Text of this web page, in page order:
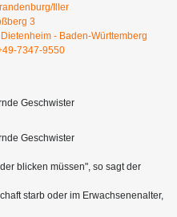
Iller
3
- Baden-Württemberg
7347-9550
Geschwister
Geschwister
blicken müssen", so sagt der
starb oder im Erwachsenenalter,